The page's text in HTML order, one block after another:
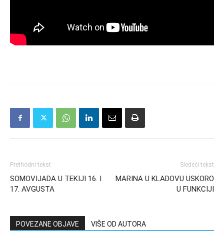
Prethodni tekst
SOMOVIJADA U TEKIJI 16. I
17. AVGUSTA
Sledeći tekst
MARINA U KLADOVU USKORO
U FUNKCIJI
POVEZANE OBJAVE VIŠE OD AUTORA